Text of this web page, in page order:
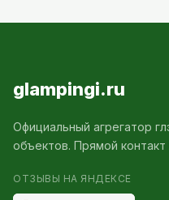
glampingi.ru
Официальный агрегатор
объектов. Прямой контакт
ОТЗЫВЫ НА ЯНДЕКСЕ